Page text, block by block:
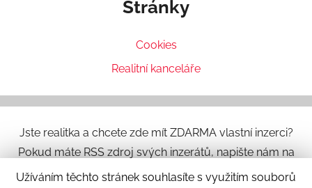
Stránky
Cookies
Realitní kanceláře
Jste realitka a chcete zde mít ZDARMA vlastní inzerci?
Pokud máte RSS zdroj svých inzerátů, napište nám na
info@dum-byt.eu.
Užíváním těchto stránek souhlasíte s využitím souborů